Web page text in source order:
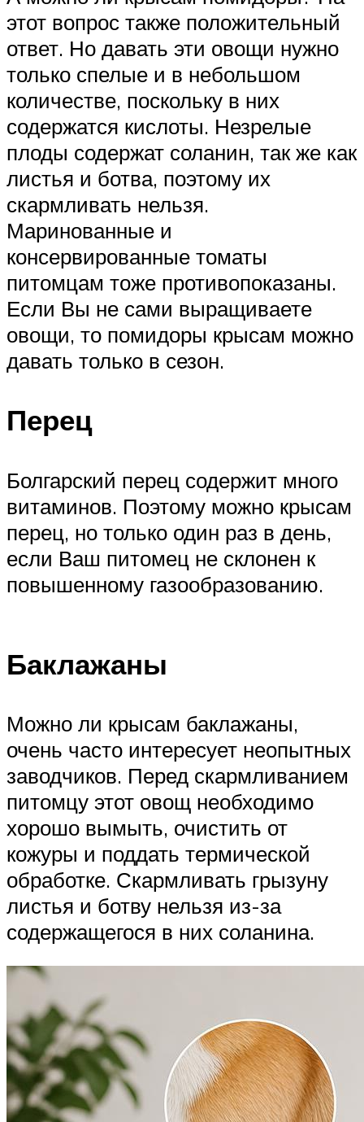
этот вопрос также положительный
ответ. Но давать эти овощи нужно
только спелые и в небольшом
количестве, поскольку в них
содержатся кислоты. Незрелые
плоды содержат соланин, так же как
листья и ботва, поэтому их
скармливать нельзя.
Маринованные и
консервированные томаты
питомцам тоже противопоказаны.
Если Вы не сами выращиваете
овощи, то помидоры крысам можно
давать только в сезон.
Перец
Болгарский перец содержит много
витаминов. Поэтому можно крысам
перец, но только один раз в день,
если Ваш питомец не склонен к
повышенному газообразованию.
Баклажаны
Можно ли крысам баклажаны,
очень часто интересует неопытных
заводчиков. Перед скармливанием
питомцу этот овощ необходимо
хорошо вымыть, очистить от
кожуры и поддать термической
обработке. Скармливать грызуну
листья и ботву нельзя из-за
содержащегося в них соланина.